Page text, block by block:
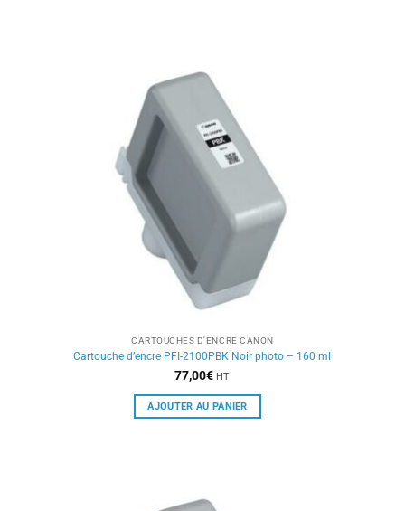
CARTOUCHES D'ENCRE CANON
Cartouche d’encre PFI-2100PBK Noir photo – 160 ml
77,00€ HT
AJOUTER AU PANIER